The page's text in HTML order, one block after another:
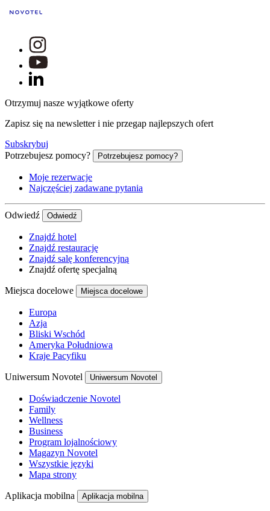
Otrzymuj nasze wyjątkowe oferty
Zapisz się na newsletter i nie przegap najlepszych ofert
Subskrybuj
Potrzebujesz pomocy?
Potrzebujesz pomocy?
Moje rezerwacje
Najczęściej zadawane pytania
Odwiedź Odwiedź
Znajdź hotel
Znajdź restaurację
Znajdź salę konferencyjną
Znajdź ofertę specjalną
Miejsca docelowe Miejsca docelowe
Europa
Azja
Bliski Wschód
Ameryka Południowa
Kraje Pacyfiku
Uniwersum Novotel Uniwersum Novotel
Doświadczenie Novotel
Family
Wellness
Business
Program lojalnościowy
Magazyn Novotel
Wszystkie języki
Mapa strony
Aplikacja mobilna Aplikacja mobilna